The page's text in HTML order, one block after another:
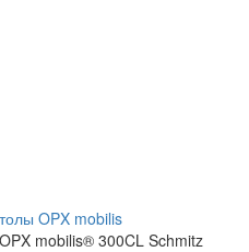
OPX mobilis
mobilis® 300CL Schmitz